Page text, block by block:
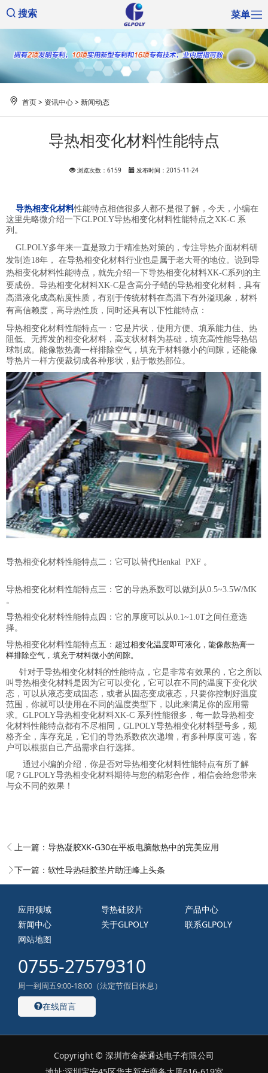
搜索 菜单
首页> 资讯中心>新闻动态
导热相变化材料性能特点
浏览次数：6159 发布时间：2015-11-24
导热相变化材料性能特点相信很多人都不是很了解，今天，小编在
这里先略微介绍一下GLPOLY导热相变化材料性能特点之XK-C 系
列。
GLPOLY多年来一直是致力于精准热对策的，专注导热介面材料研
发制造18年， 在导热相变化材料行业也是属于老大哥的地位。说到导
热相变化材料性能特点，就先介绍一下导热相变化材料XK-C系列的主
要成份。导热相变化材料XK-C是含高分子蜡的导热相变化材料，具有
高温液化成高粘度性质，有别于传统材料在高温下有外溢现象，材料
有高信赖度，高导热性质，同时还具有以下性能特点：
导热相变化材料性能特点一：它是片状，使用方便、填系能力佳、热
阻低、无挥发的相变化材料，高支状材料为基础，填充高性能导热铝
球制成。能像散热膏一样排除空气，填充于材料微小的间隙，还能像
导热片一样方便裁切成各种形状，贴于散热部位。
导热相变化材料性能特点二：它可以替代Henkal PXF 。
导热相变化材料性能特点三：它的导热系数可以做到从0.5~3.5W/MK
。
导热相变化材料性能特点四：它的厚度可以从0.1~1.0T之间任意选
择。
导热相变化材料性能特点五： 超过相变化温度即可液化，能像散热膏一
样排除空气，填充于材料微小的间隙。
针对于导热相变化材料的性能特点，它是非常有效果的，它之所以
叫导热相变化材料是因为它可以变化，它可以在不同的温度下变化状
态，可以从液态变成固态，或者从固态变成液态，只要你控制好温度
范围，你就可以使用在不同的温度类型下，以此来满足你的应用需
求。 GLPOLY导热相变化材料XK-C 系列性能很多，每一款导热相变
化材料性能特点都有不尽相同， GLPOLY导热相变化材料型号多，规
格齐全，库存充足，它们的导热系数依次递增，有多种厚度可选，客
户可以根据自己产品需求自行选择。
通过小编的介绍，你是否对导热相变化材料性能特点有所了解
呢？ GLPOLY导热相变化材料期待与您的精彩合作，相信会给您带来
与众不同的效果！
上一篇： 导热凝胶XK-G30在平板电脑散热中的完美应用
下一篇： 软性导热硅胶垫片助汪峰上头条
应用领域 导热硅胶片
产品中心
新闻中心
关于GLPOLY
联系GLPOLY
网站地图
0755-27579310
周一到周五9:00-18:00（法定节假日休息）
在线留言
Copyright © 深圳市金菱通达电子有限公司